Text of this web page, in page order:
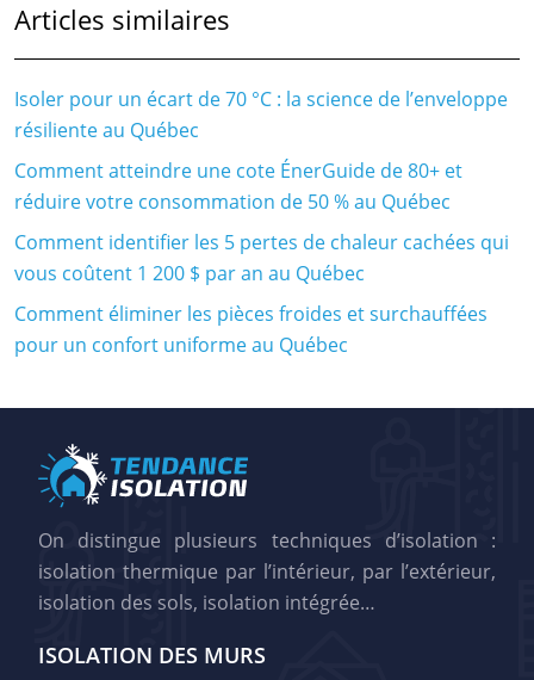
Articles similaires
Isoler pour un écart de 70 °C : la science de l’enveloppe
résiliente au Québec
Comment atteindre une cote ÉnerGuide de 80+ et
réduire votre consommation de 50 % au Québec
Comment identifier les 5 pertes de chaleur cachées qui
vous coûtent 1 200 $ par an au Québec
Comment éliminer les pièces froides et surchauffées
pour un confort uniforme au Québec
On distingue plusieurs techniques d’isolation :
isolation thermique par l’intérieur, par l’extérieur,
isolation des sols, isolation intégrée…
ISOLATION DES MURS